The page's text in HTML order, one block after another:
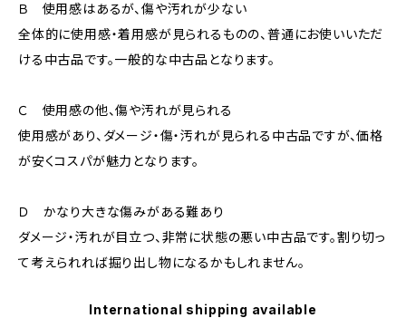
Ｂ 使用感はあるが、傷や汚れが少ない
全体的に使用感・着用感が見られるものの、普通にお使いいただ
ける中古品です。一般的な中古品となります。
Ｃ 使用感の他、傷や汚れが見られる
使用感があり、ダメージ・傷・汚れが見られる中古品ですが、価格
が安くコスパが魅力となります。
Ｄ かなり大きな傷みがある難あり
ダメージ・汚れが目立つ、非常に状態の悪い中古品です。割り切っ
て考えられれば掘り出し物になるかもしれません。
International shipping available